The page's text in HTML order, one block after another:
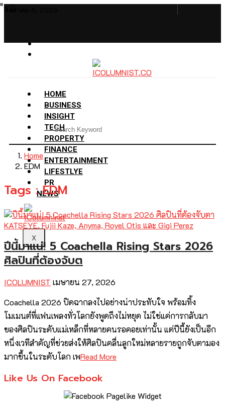
HOME
BUSINESS
INSIGHT
TECH
PROPERTY
FINANCE
ENTERTAINMENT
LIFESTLYE
PR
NEWS
X
Home
EDM
Tags : EDM
ปีนี้มาแน่! 5 Coachella Rising Stars 2026
ศิลปินที่ต้องจับต
ICOLUMNIST เมษายน 27, 2026
Coachella 2026 ปิดฉากลงไปอย่างน่าประทับใจ พร้อมทิ้ง
โมเมนต์ที่แฟนเพลงทั่วโลกยังพูดถึงไม่หยุด ไม่ใช่แค่การกลับมา
ของศิลปินระดับแม่เหล็กที่หลายคนรอคอยเท่านั้น แต่ปีนี้ยังเป็นอีก
หนึ่งเวทีสำคัญที่ช่วยส่งให้ศิลปินคลื่นลูกใหม่หลายรายถูกจับตามอง
มากขึ้นในระดับโลก เพRead More
Like Us On Facebook